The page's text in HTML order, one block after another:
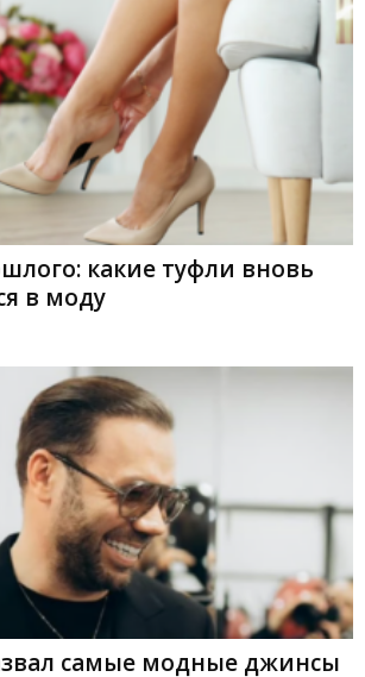
какие туфли вновь
в моду
самые модные джинсы